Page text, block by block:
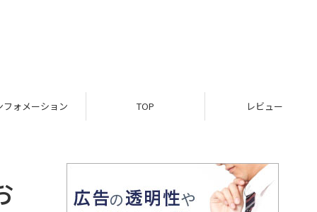
ォメーション TOP レビュー